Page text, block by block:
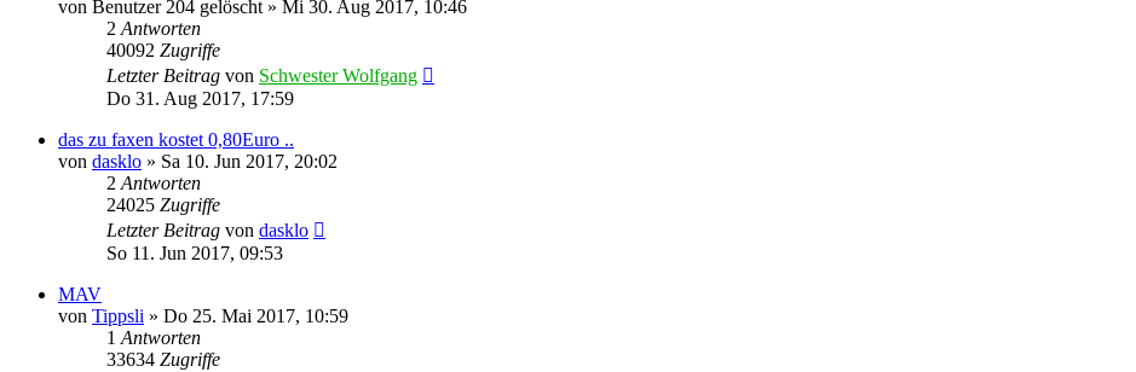
von Benutzer 204 gelöscht » Mi 30. Aug 2017, 10:46
2 Antworten
40092 Zugriffe
Letzter Beitrag von Schwester Wolfgang
Do 31. Aug 2017, 17:59
das zu faxen kostet 0,80Euro ..
von dasklo » Sa 10. Jun 2017, 20:02
2 Antworten
24025 Zugriffe
Letzter Beitrag von dasklo
So 11. Jun 2017, 09:53
MAV
von Tippsli » Do 25. Mai 2017, 10:59
1 Antworten
33634 Zugriffe